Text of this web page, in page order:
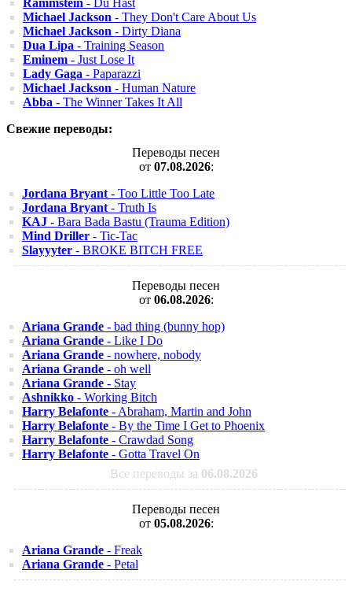
Rammstein - Du Hast
Michael Jackson - They Don't Care About Us
Michael Jackson - Dirty Diana
Dua Lipa - Training Season
Eminem - Just Lose It
Lady Gaga - Paparazzi
Michael Jackson - Human Nature
Abba - The Winner Takes It All
Свежие переводы:
Переводы песен
от 07.08.2026:
Jordana Bryant - Too Little Too Late
Jordana Bryant - Truth Is
KAJ - Bara Bada Bastu (Trauma Edition)
Mind Driller - Tic-Tac
Slayyyter - BROKE BITCH FREE
Переводы песен
от 06.08.2026:
Ariana Grande - bad thing (bunny hop)
Ariana Grande - Like I Do
Ariana Grande - nowhere, nobody
Ariana Grande - oh well
Ariana Grande - Stay
Ashnikko - Working Bitch
Harry Belafonte - Abraham, Martin and John
Harry Belafonte - By the Time I Get to Phoenix
Harry Belafonte - Crawdad Song
Harry Belafonte - Gotta Travel On
Все переводы за 06.08.2026
Переводы песен
от 05.08.2026:
Ariana Grande - Freak
Ariana Grande - Petal